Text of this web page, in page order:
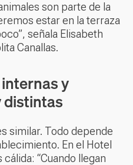
son parte de la
estar en la terraza
señala Elisabeth
Canallas.
y
distintas
similar. Todo depende
En el Hotel
“Cuando llegan